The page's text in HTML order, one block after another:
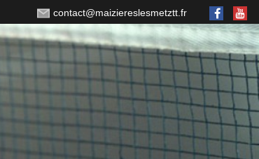
contact@maiziereslesmetztt.fr